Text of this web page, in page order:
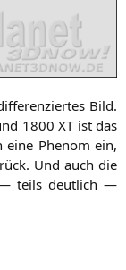
Bild.
1800XTist das
Phe­nom ein,
Und auch die
teils deut­lich —